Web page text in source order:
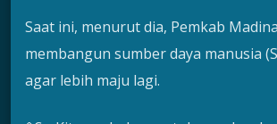
Saat ini, menurut dia, Pemkab
membangun sumber daya manusia
agar lebih maju lagi.